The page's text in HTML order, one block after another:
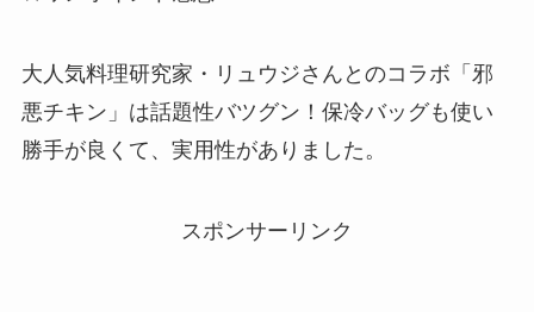
大人気料理研究家・リュウジさんとのコラボ「邪
悪チキン」は話題性バツグン！保冷バッグも使い
勝手が良くて、実用性がありました。
スポンサーリンク